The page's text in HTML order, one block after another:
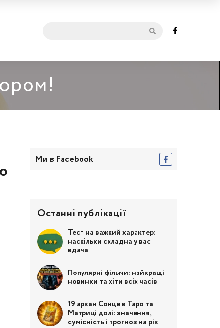
Ми в Facebook
Останні публікації
Тест на важкий характер:
наскільки складна у вас
вдача
Популярні фільми: найкращі
новинки та хіти всіх часів
19 аркан Сонце в Таро та
Матриці долі: значення,
сумісність і прогноз на рік